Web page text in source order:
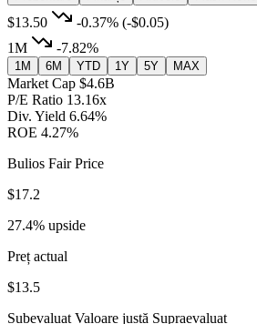
$13.50 -0.37% (-$0.05)
1M
-7.82%
1M 6M YTD 1Y 5Y MAX
Market Cap $4.6B
P/E Ratio 13.16x
Div. Yield 6.64%
ROE 4.27%
Bulios Fair Price
$17.2
27.4% upside
Preț actual
$13.5
Subevaluat Valoare justă Supraevaluat